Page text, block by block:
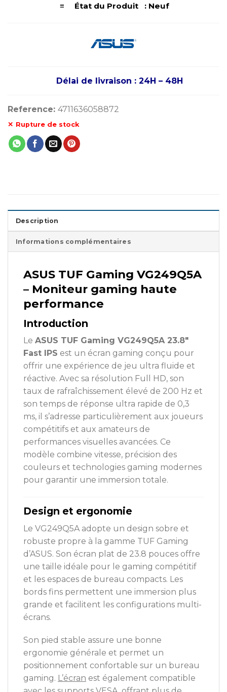
≡ État du Produit : Neuf
Délai de livraison : 24H – 48H
Reference: 4711636058872
Rupture de stock
Description
Informations complémentaires
ASUS TUF Gaming VG249Q5A
– Moniteur gaming haute
performance
Introduction
Le ASUS TUF Gaming VG249Q5A 23.8″
Fast IPS est un écran gaming conçu pour
offrir une expérience de jeu ultra fluide et
réactive. Avec sa résolution Full HD, son
taux de rafraîchissement élevé de 200 Hz et
son temps de réponse ultra rapide de 0,3
ms, il s’adresse particulièrement aux joueurs
compétitifs et aux amateurs de
performances visuelles avancées. Ce
modèle combine vitesse, précision des
couleurs et technologies gaming modernes
pour garantir une immersion totale.
Design et ergonomie
Le VG249Q5A adopte un design sobre et
robuste propre à la gamme TUF Gaming
d’ASUS. Son écran plat de 23.8 pouces offre
une taille idéale pour le gaming compétitif
et les espaces de bureau compacts. Les
bords fins permettent une immersion plus
grande et facilitent les configurations multi-
écrans.
Son pied stable assure une bonne
ergonomie générale et permet un
positionnement confortable sur un bureau
gaming. L’écran est également compatible